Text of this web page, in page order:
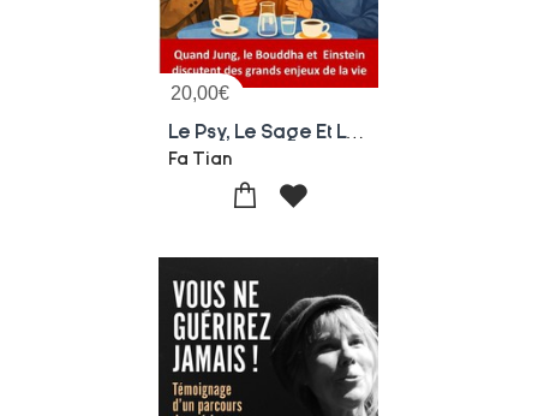
20,00€
Le Psy, Le Sage Et Le Savant
Fa Tian